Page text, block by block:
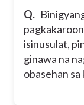
Q.
isinusulat,
ginawa na
obasehan